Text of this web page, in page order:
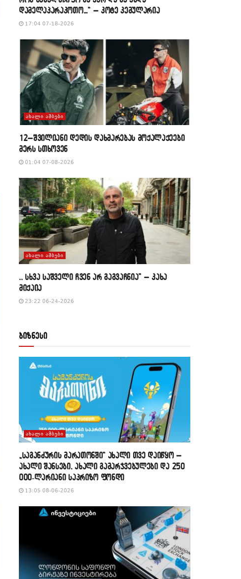
დამელაპარაკოთო…“ – კოტე კემულარია
17:04 07-18-2026
ᲐᲮᲐᲚᲘ ᲐᲛᲑᲔᲑᲘ
12–შვილიანი დედის დახმარებას მოქალაქეები
მერს სთხოვენ
01:04 07-08-2026
ᲐᲮᲐᲚᲘ ᲐᲛᲑᲔᲑᲘ
,, სხვა საშველი ჩვენ არ გაგვაჩნია” – კახა
მიქაია
23:22 06-24-2026
ბიზნესი
ᲐᲮᲐᲚᲘ ᲐᲛᲑᲔᲑᲘ
„საგანძურის მარათონში“ ახალი თვე დაიწყო –
ახალი შანსები, ახალი გამარჯვებულები და 250
000-ლარიანი საპრიზო ფონდი
13:05 08-06-2026